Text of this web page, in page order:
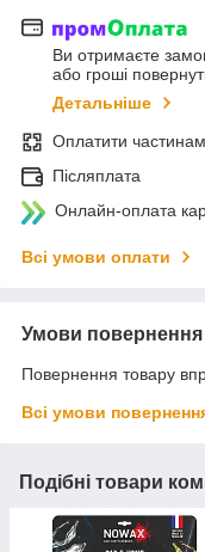
Ви отримаєте
або гроші
Детальніше
Оплатити
Післяплата
Онлайн-оплата
Всі умови оплати
Умови повернення
Повернення товару
Всі умови
Подібні товари